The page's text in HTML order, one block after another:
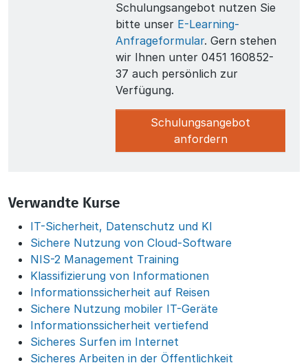
Schulungsangebot nutzen Sie
bitte unser E-Learning-
Anfrageformular. Gern stehen
wir Ihnen unter 0451 160852-
37 auch persönlich zur
Verfügung.
Schulungsangebot
anfordern
Verwandte Kurse
IT-Sicherheit, Datenschutz und KI
Sichere Nutzung von Cloud-Software
NIS-2 Management Training
Klassifizierung von Informationen
Informationssicherheit auf Reisen
Sichere Nutzung mobiler IT-Geräte
Informationssicherheit vertiefend
Sicheres Surfen im Internet
Sicheres Arbeiten in der Öffentlichkeit